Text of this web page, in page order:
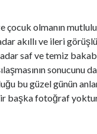
çocuk olmanın
akıllı ve ileri
saf ve temiz
sonucunu
bu güzel günün
başka fotoğraf